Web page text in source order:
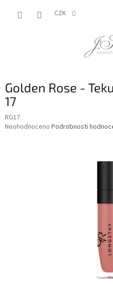
CZK
Golden Rose -
17
RG17
Průměrné
Neohodnoceno Podrobnosti